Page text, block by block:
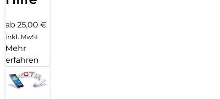
ab 25,00 €
inkl. MwSt.
Mehr
erfahren